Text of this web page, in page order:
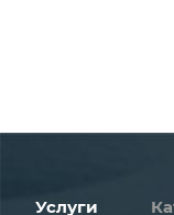
Услуги